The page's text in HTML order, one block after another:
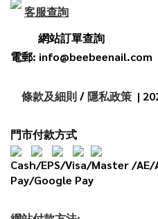
客服查詢
網站訂單查詢
電郵: info@beebeenail.com
條款及細則/隱私政策 |
門市付款方式
Cash/EPS/Visa/Master /
Pay/Google Pay